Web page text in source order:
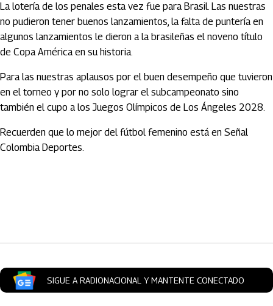
La lotería de los penales esta vez fue para Brasil. Las nuestras
no pudieron tener buenos lanzamientos, la falta de puntería en
algunos lanzamientos le dieron a la brasileñas el noveno título
de Copa América en su historia.
Para las nuestras aplausos por el buen desempeño que tuvieron
en el torneo y por no solo lograr el subcampeonato sino
también el cupo a los Juegos Olímpicos de Los Ángeles 2028.
Recuerden que lo mejor del fútbol femenino está en Señal
Colombia Deportes.
SIGUE A RADIONACIONAL Y MANTENTE CONECTADO